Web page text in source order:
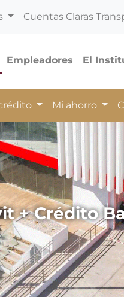
Cuentas Claras
Empleadores El
Mi ahorro
+ Crédito